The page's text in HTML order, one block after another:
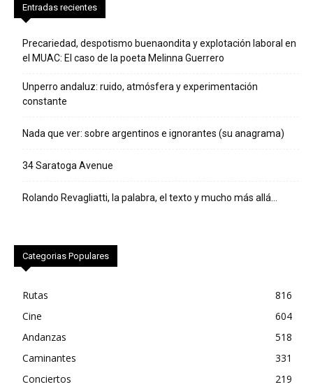
Entradas recientes
Precariedad, despotismo buenaondita y explotación laboral en
el MUAC: El caso de la poeta Melinna Guerrero
Unperro andaluz: ruido, atmósfera y experimentación
constante
Nada que ver: sobre argentinos e ignorantes (su anagrama)
34 Saratoga Avenue
Rolando Revagliatti, la palabra, el texto y mucho más allá…
Categorias Populares
Rutas
816
Cine
604
Andanzas
518
Caminantes
331
Conciertos
219